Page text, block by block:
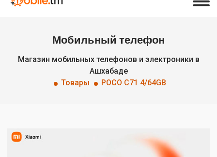
Мобильный телефон
Магазин мобильных телефонов и электроники в
Ашхабаде
Товары
POCO C71 4/64GB